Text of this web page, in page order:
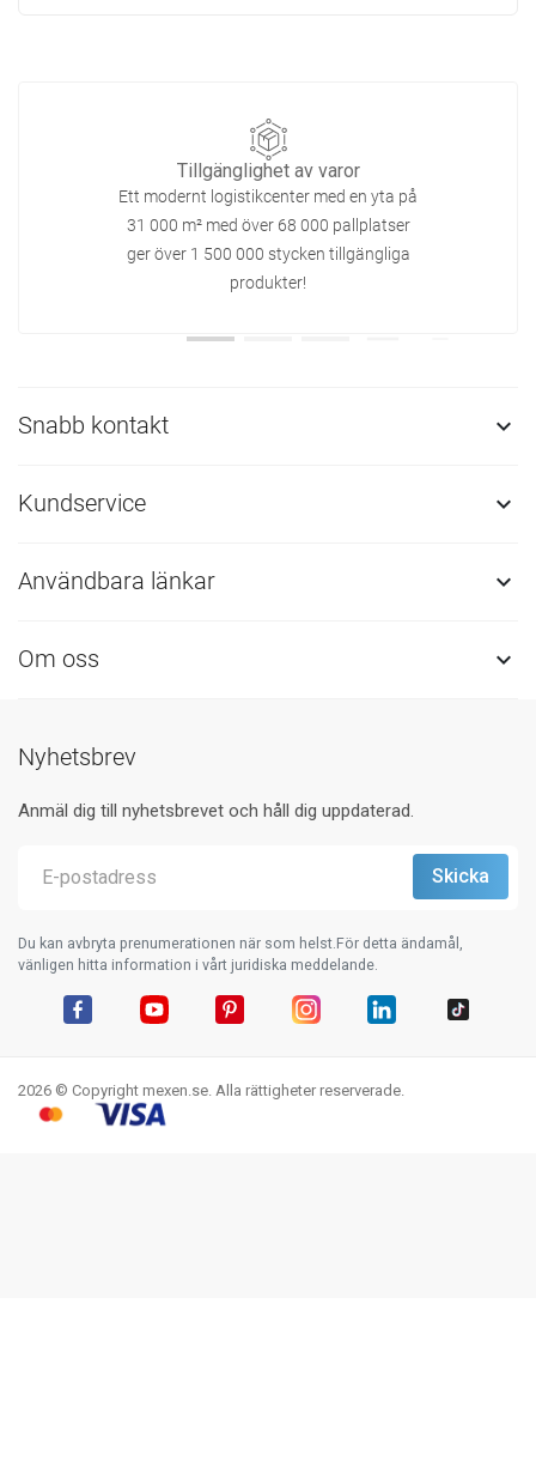
Tillgänglighet av varor
Ett modernt logistikcenter med en yta på
31 000 m² med över 68 000 pallplatser
ger över 1 500 000 stycken tillgängliga
produkter!
Snabb kontakt 
Kundservice 
Användbara länkar 
Om oss 
Nyhetsbrev
Anmäl dig till nyhetsbrevet och håll dig uppdaterad.
Du kan avbryta prenumerationen när som helst.För detta ändamål,
vänligen hitta information i vårt juridiska meddelande.
2026 © Copyright mexen.se. Alla rättigheter reserverade.